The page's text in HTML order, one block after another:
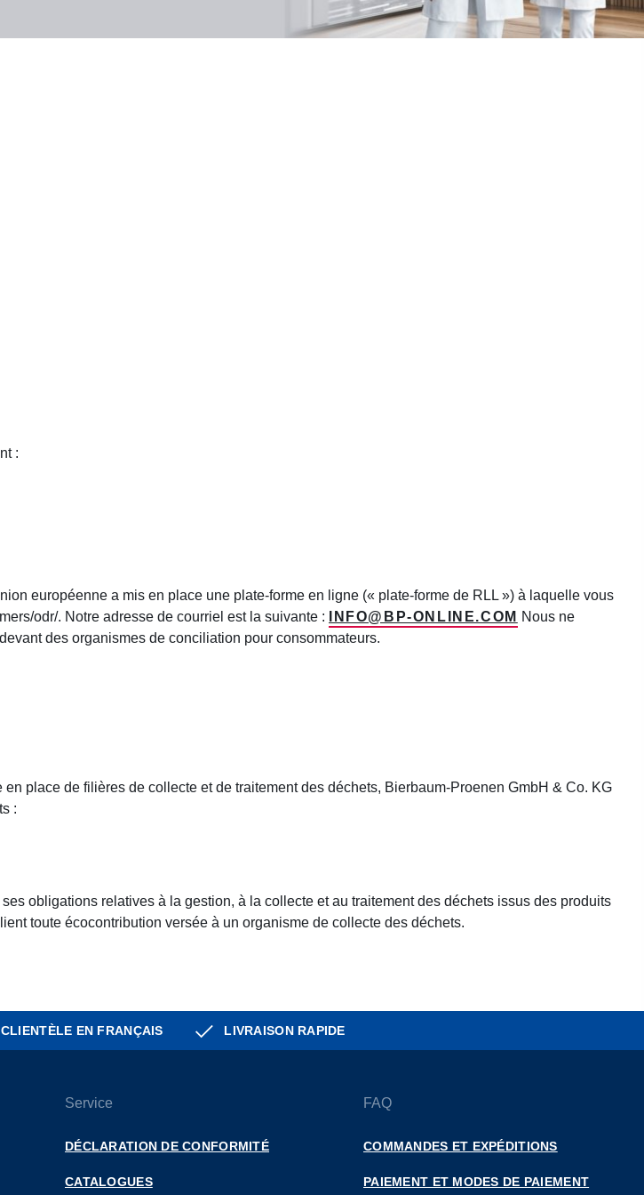
:
européenne a mis en place une plate-forme en ligne (« plate-forme de RLL ») à laquelle vous
odr/. Notre adresse de courriel est la suivante :
INFO@BP-ONLINE.COM Nous ne
des organismes de conciliation pour consommateurs.
place de filières de collecte et de traitement des déchets, Bierbaum-Proenen GmbH & Co. KG
:
obligations relatives à la gestion, à la collecte et au traitement des déchets issus des produits
toute écocontribution versée à un organisme de collecte des déchets.
EN FRANÇAIS LIVRAISON RAPIDE
Service
DÉCLARATION DE CONFORMITÉ
CATALOGUES
FAQ
COMMANDES ET EXPÉDITIONS
PAIEMENT ET MODES DE PAIEMENT